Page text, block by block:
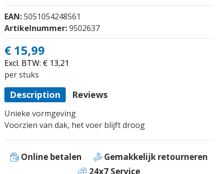
Description Reviews
Unieke vormgeving
Voorzien van dak, het voer blijft droog
EAN:5051054248561
Artikelnummer:9502637
€ 15,99
Excl. BTW: € 13,21
per stuks
Online betalen
Gemakkelijk retourneren
24x7 Service